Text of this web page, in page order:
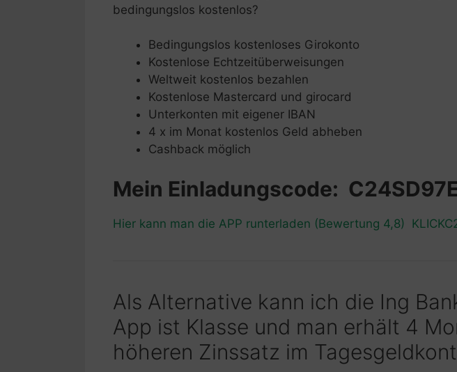
bedingungslos kostenlos?
Bedingungslos kostenloses Girokonto
Kostenlose Echtzeitüberweisungen
Weltweit kostenlos bezahlen
Kostenlose Mastercard und girocard
Unterkonten mit eigener IBAN
4 x im Monat kostenlos Geld abheben
Cashback möglich
Mein Einladungscode:
Hier kann man die APP runterladen (Bewertung 4,8)
Als Alternative kann ich die Ing
App ist Klasse und man erhält 4
höheren Zinssatz im